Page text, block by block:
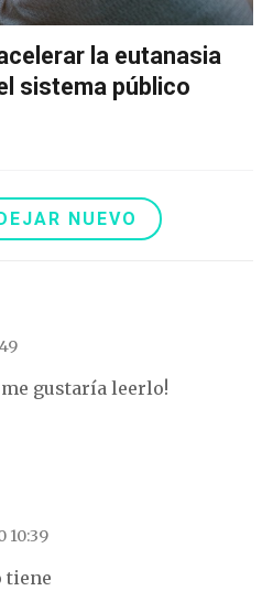
la eutanasia
sistema público
NUEVO
gustaría leerlo!
10:39
tiene